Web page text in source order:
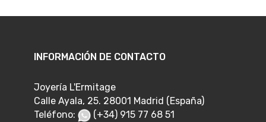
INFORMACIÓN DE CONTACTO
Joyería L'Ermitage
Calle Ayala, 25. 28001 Madrid (España)
Teléfono:
(+34) 915 77 68 51